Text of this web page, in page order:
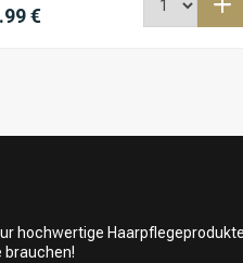
€
hochwertige
brauchen!